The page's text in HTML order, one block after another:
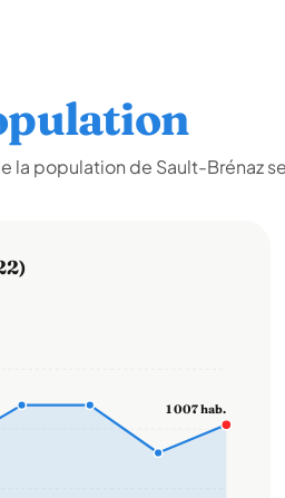
population de Sault-Brénaz
1 007 hab.